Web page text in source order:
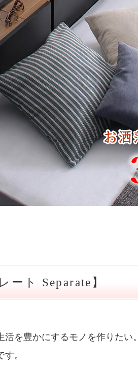
ト Separate】
活を豊かにするモノを作りた
。